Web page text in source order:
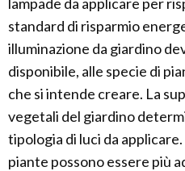
standard di risparmio
illuminazione da giardino
disponibile, alle specie di
che si intende creare. La
vegetali del giardino
tipologia di luci da
piante possono essere più